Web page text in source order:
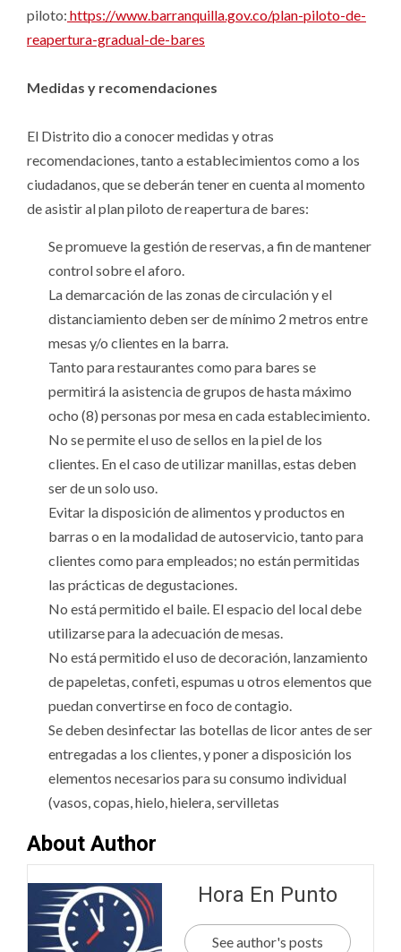
piloto: https://www.barranquilla.gov.co/plan-piloto-de-
reapertura-gradual-de-bares
Medidas y recomendaciones
El Distrito dio a conocer medidas y otras
recomendaciones, tanto a establecimientos como a los
ciudadanos, que se deberán tener en cuenta al momento
de asistir al plan piloto de reapertura de bares:
Se promueve la gestión de reservas, a fin de mantener
control sobre el aforo.
La demarcación de las zonas de circulación y el
distanciamiento deben ser de mínimo 2 metros entre
mesas y/o clientes en la barra.
Tanto para restaurantes como para bares se
permitirá la asistencia de grupos de hasta máximo
ocho (8) personas por mesa en cada establecimiento.
No se permite el uso de sellos en la piel de los
clientes. En el caso de utilizar manillas, estas deben
ser de un solo uso.
Evitar la disposición de alimentos y productos en
barras o en la modalidad de autoservicio, tanto para
clientes como para empleados; no están permitidas
las prácticas de degustaciones.
No está permitido el baile. El espacio del local debe
utilizarse para la adecuación de mesas.
No está permitido el uso de decoración, lanzamiento
de papeletas, confeti, espumas u otros elementos que
puedan convertirse en foco de contagio.
Se deben desinfectar las botellas de licor antes de ser
entregadas a los clientes, y poner a disposición los
elementos necesarios para su consumo individual
(vasos, copas, hielo, hielera, servilletas
About Author
Hora En Punto
See author's posts